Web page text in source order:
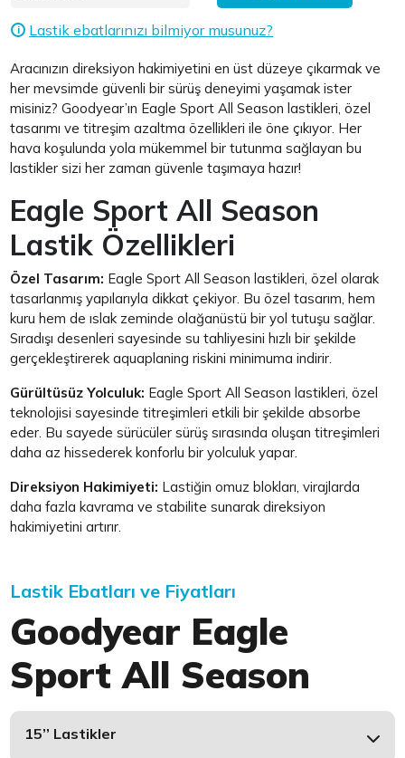
i Lastik ebatlarınızı bilmiyor musunuz?
Aracınızın direksiyon hakimiyetini en üst düzeye çıkarmak ve
her mevsimde güvenli bir sürüş deneyimi yaşamak ister
misiniz? Goodyear’ın Eagle Sport All Season lastikleri, özel
tasarımı ve titreşim azaltma özellikleri ile öne çıkıyor. Her
hava koşulunda yola mükemmel bir tutunma sağlayan bu
lastikler sizi her zaman güvenle taşımaya hazır!
Eagle Sport All Season
Lastik Özellikleri
Özel Tasarım: Eagle Sport All Season lastikleri, özel olarak
tasarlanmış yapılarıyla dikkat çekiyor. Bu özel tasarım, hem
kuru hem de ıslak zeminde olağanüstü bir yol tutuşu sağlar.
Sıradışı desenleri sayesinde su tahliyesini hızlı bir şekilde
gerçekleştirerek aquaplaning riskini minimuma indirir.
Gürültüsüz Yolculuk: Eagle Sport All Season lastikleri, özel
teknolojisi sayesinde titreşimleri etkili bir şekilde absorbe
eder. Bu sayede sürücüler sürüş sırasında oluşan titreşimleri
daha az hissederek konforlu bir yolculuk yapar.
Direksiyon Hakimiyeti: Lastiğin omuz blokları, virajlarda
daha fazla kavrama ve stabilite sunarak direksiyon
hakimiyetini artırır.
Lastik Ebatları ve Fiyatları
Goodyear Eagle
Sport All Season
15’’ Lastikler